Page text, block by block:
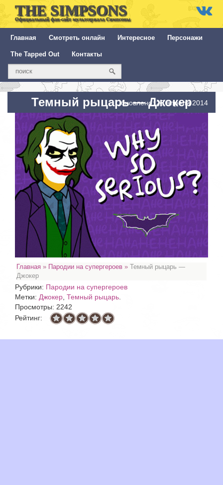
THE SIMPSONS
Официальный фан-сайт мультсериала Симпсоны
Главная Смотреть онлайн Интересное Персонажи
The Tapped Out Контакты
Темный рыцарь — Джокер
Обновлено: 25 апреля 2014
Главная » Пародии на супергероев » Темный рыцарь —
Джокер
Рубрики: Пародии на супергероев
Метки: Джокер, Темный рыцарь.
Просмотры: 2242
Рейтинг: